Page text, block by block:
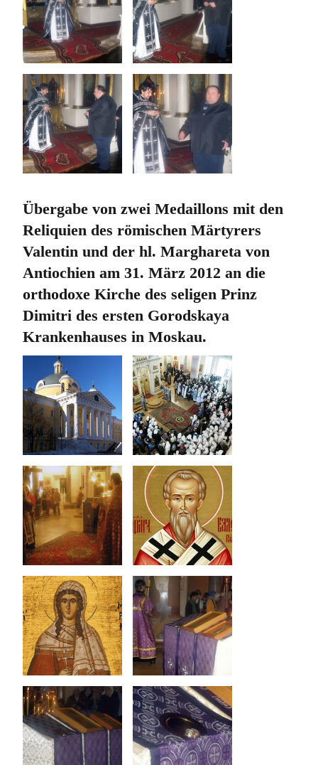
Übergabe von zwei Medaillons mit den
Reliquien des römischen Märtyrers
Valentin und der hl. Marghareta von
Antiochien am 31. März 2012 an die
orthodoxe Kirche des seligen Prinz
Dimitri des ersten Gorodskaya
Krankenhauses in Moskau.